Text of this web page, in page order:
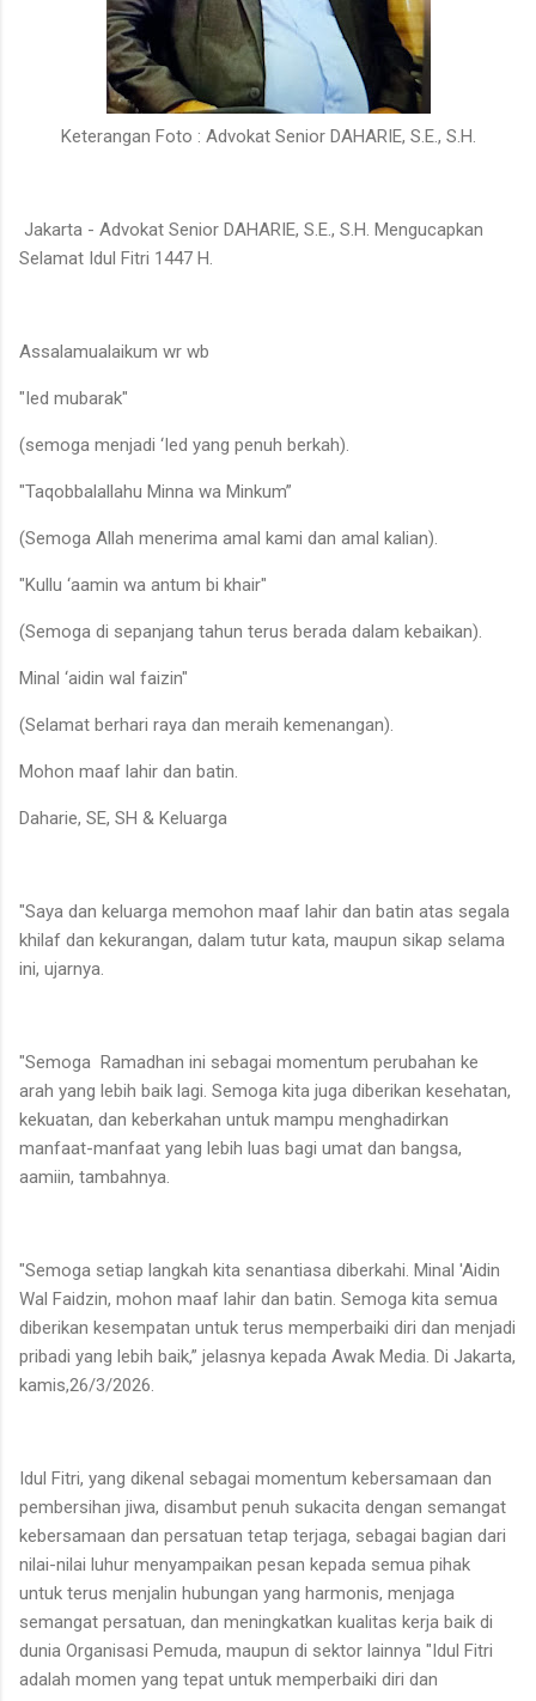
Keterangan Foto : Advokat Senior DAHARIE, S.E., S.H.
Jakarta - Advokat Senior DAHARIE, S.E., S.H. Mengucapkan
Selamat Idul Fitri 1447 H.
Assalamualaikum wr wb
"Ied mubarak"
(semoga menjadi ‘Ied yang penuh berkah).
"Taqobbalallahu Minna wa Minkum”
(Semoga Allah menerima amal kami dan amal kalian).
"Kullu ‘aamin wa antum bi khair"
(Semoga di sepanjang tahun terus berada dalam kebaikan).
Minal ‘aidin wal faizin"
(Selamat berhari raya dan meraih kemenangan).
Mohon maaf lahir dan batin.
Daharie, SE, SH & Keluarga
"Saya dan keluarga memohon maaf lahir dan batin atas segala
khilaf dan kekurangan, dalam tutur kata, maupun sikap selama
ini, ujarnya.
"Semoga Ramadhan ini sebagai momentum perubahan ke
arah yang lebih baik lagi. Semoga kita juga diberikan kesehatan,
kekuatan, dan keberkahan untuk mampu menghadirkan
manfaat-manfaat yang lebih luas bagi umat dan bangsa,
aamiin, tambahnya.
"Semoga setiap langkah kita senantiasa diberkahi. Minal 'Aidin
Wal Faidzin, mohon maaf lahir dan batin. Semoga kita semua
diberikan kesempatan untuk terus memperbaiki diri dan menjadi
pribadi yang lebih baik,” jelasnya kepada Awak Media. Di Jakarta,
kamis,26/3/2026.
Idul Fitri, yang dikenal sebagai momentum kebersamaan dan
pembersihan jiwa, disambut penuh sukacita dengan semangat
kebersamaan dan persatuan tetap terjaga, sebagai bagian dari
nilai-nilai luhur menyampaikan pesan kepada semua pihak
untuk terus menjalin hubungan yang harmonis, menjaga
semangat persatuan, dan meningkatkan kualitas kerja baik di
dunia Organisasi Pemuda, maupun di sektor lainnya "Idul Fitri
adalah momen yang tepat untuk memperbaiki diri dan